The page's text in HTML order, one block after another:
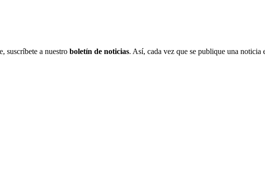
suscríbete a nuestro boletín de noticias. Así, cada vez que se publique una noticia